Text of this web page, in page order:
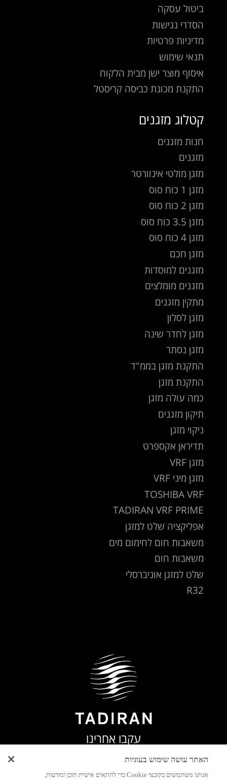
ביטול עסקה
הסדרי נגישות
מדיניות פרטיות
תנאי שימוש
איסוף מוצר ישן מבית הלקוח
התקנת מכונת כביסה קריסטל
קטלוג מזגנים
חנות מזגנים
מזגנים
מזגן מולטי אינוורטר
מזגן 1 כוח סוס
מזגן 2 כוח סוס
מזגן 3.5 כוח סוס
מזגן 4 כוח סוס
מזגן חכם
מזגנים למוסדות
מזגנים מומלצים
מתקין מזגנים
מזגן לסלון
מזגן לחדר שינה
מזגן נסתר
התקנת מזגן בממ"ד
התקנת מזגן
כמה עולה מזגן
תיקון מזגנים
ניקוי מזגן
תדיראן אקספרט
מזגן VRF
מזגן מיני VRF
TOSHIBA VRF
TADIRAN VRF PRIME
אפליקציה שלט למזגן
משאבות חום לחימום מים
משאבות חום
שלט למזגן אוניברסלי
R32
עקבו אחרינו
האתר עושה שימוש בעוגיות
אנחנו משתמשים בקובצי Cookie כדי להתאים אישית תוכן ומודעות,